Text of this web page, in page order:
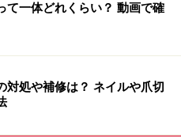
て一体どれくらい？ 動画で確
対処や補修は？ ネイルや爪切